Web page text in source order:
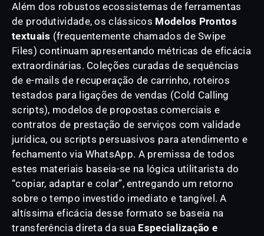
Além dos robustos ecossistemas de ferramentas
de produtividade, os clássicos Modelos Prontos
textuais (frequentemente chamados de Swipe
Files) continuam apresentando métricas de eficácia
extraordinárias. Coleções curadas de sequências
de e-mails de recuperação de carrinho, roteiros
testados para ligações de vendas (Cold Calling
scripts), modelos de propostas comerciais e
contratos de prestação de serviços com validade
jurídica, ou scripts persuasivos para atendimento e
fechamento via WhatsApp. A premissa de todos
estes materiais baseia-se na lógica utilitarista do
“copiar, adaptar e colar”, entregando um retorno
sobre o tempo investido imediato e tangível. A
altíssima eficácia desse formato se baseia na
transferência direta da sua Especialização e